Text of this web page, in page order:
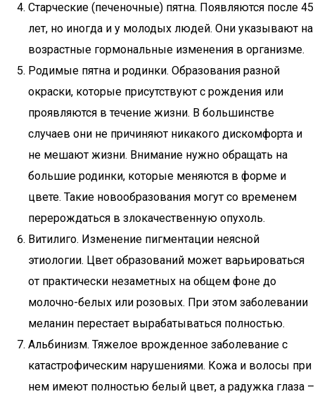
Старческие (печеночные) пятна. Появляются после 45
лет, но иногда и у молодых людей. Они указывают на
возрастные гормональные изменения в организме.
Родимые пятна и родинки. Образования разной
окраски, которые присутствуют с рождения или
проявляются в течение жизни. В большинстве
случаев они не причиняют никакого дискомфорта и
не мешают жизни. Внимание нужно обращать на
большие родинки, которые меняются в форме и
цвете. Такие новообразования могут со временем
перерождаться в злокачественную опухоль.
Витилиго. Изменение пигментации неясной
этиологии. Цвет образований может варьироваться
от практически незаметных на общем фоне до
молочно-белых или розовых. При этом заболевании
меланин перестает вырабатываться полностью.
Альбинизм. Тяжелое врожденное заболевание с
катастрофическим нарушениями. Кожа и волосы при
нем имеют полностью белый цвет, а радужка глаза –